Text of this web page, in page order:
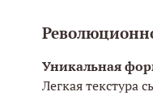
Уникальная
Легкая текстура